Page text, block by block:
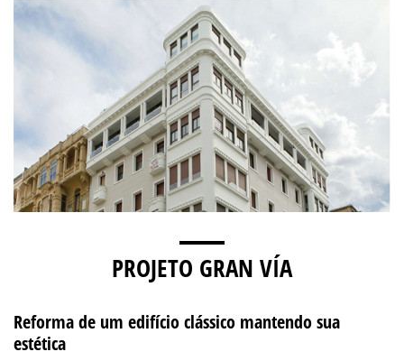
PROJETO GRAN VÍA
Reforma de um edifício clássico mantendo sua
estética